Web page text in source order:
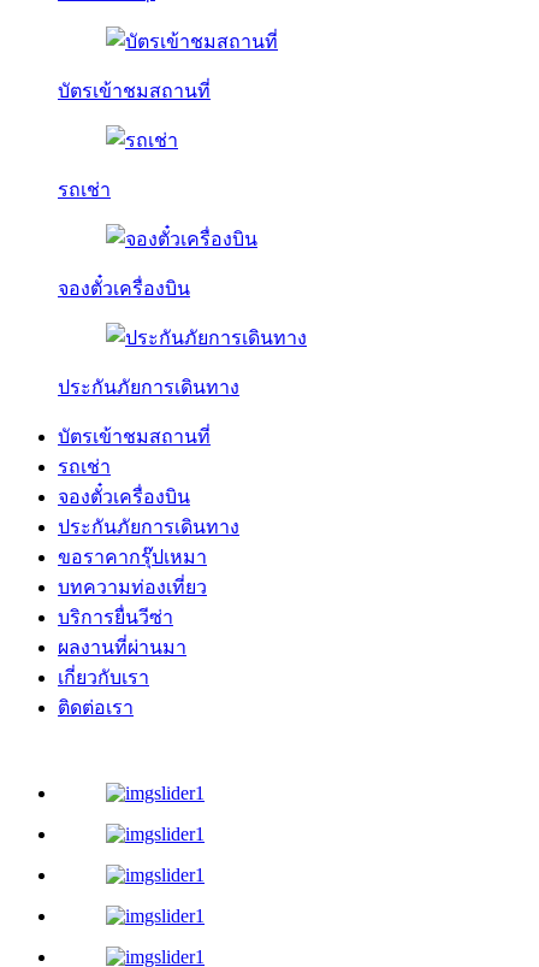
บัตรเข้าชมสถานที่
รถเช่า
จองตั๋วเครื่องบิน
ประกันภัยการเดินทาง
บัตรเข้าชมสถานที่
รถเช่า
จองตั๋วเครื่องบิน
ประกันภัยการเดินทาง
ขอราคากรุ๊ปเหมา
บทความท่องเที่ยว
บริการยื่นวีซ่า
ผลงานที่ผ่านมา
เกี่ยวกับเรา
ติดต่อเรา